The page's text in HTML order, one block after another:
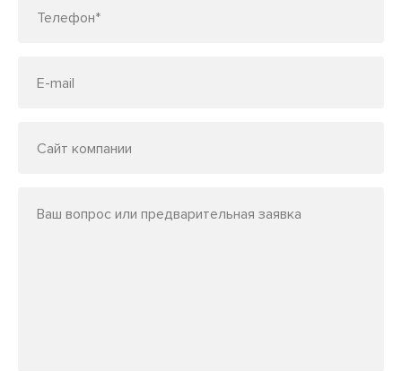
Телефон*
E-mail
Сайт компании
Ваш вопрос или предварительная заявка